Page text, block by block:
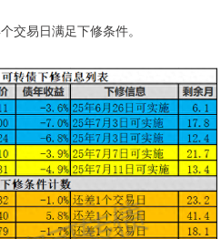
交易日满足下修条件。